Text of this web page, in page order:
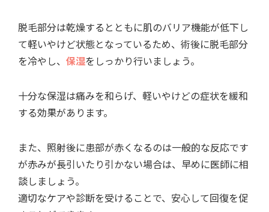
脱毛部分は乾燥するとともに肌のバリア機能が低下し
て軽いやけど状態となっているため、術後に脱毛部分
を冷やし、 保湿をしっかり行いましょう。
十分な保湿は痛みを和らげ、軽いやけどの症状を緩和
する効果があります。
また、照射後に患部が赤くなるのは一般的な反応です
が赤みが長引いたり引かない場合は、早めに医師に相
談しましょう。
適切なケアや診断を受けることで、安心して回復を促